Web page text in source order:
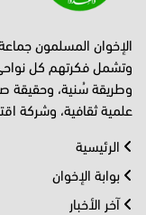
الإخوان المسلمون
وتشمل فكرتهم كل
وطريقة سُنية، وحقيقة
علمية ثقافية، وشركة
الرئيسية
بوابة الإخوان
آخر الأخبار